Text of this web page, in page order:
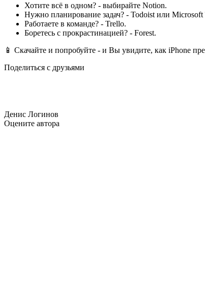
Хотите всё в одном? - выбирайте Notion.
Нужно планирование задач? - Todoist или Microsoft
Работаете в команде? - Trello.
Боретесь с прокрастинацией? - Forest.
📱 Скачайте и попробуйте - и Вы увидите, как iPhone
Поделиться с друзьями
Денис Логинов
Оцените автора